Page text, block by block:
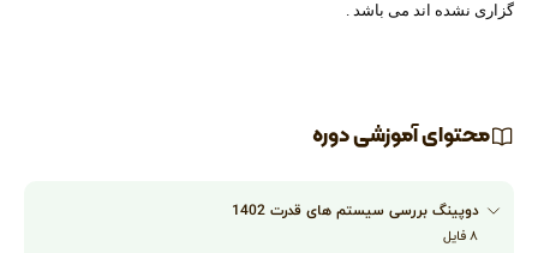
گزاری نشده اند می باشد .
محتوای آموزشی دوره
دوپینگ بررسی سیستم های قدرت 1402
۸فایل